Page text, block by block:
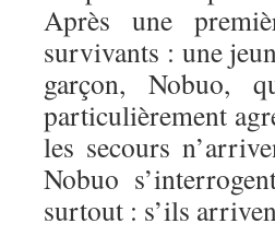
Après une
survivants : une
garçon, Nobuo,
particulièrement
les secours
Nobuo
surtout : s’ils